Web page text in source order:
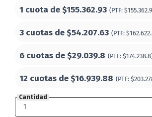
1 cuota de$155.362.93 (PTF:
3 cuotas de$54.207.63 (PTF:
6 cuotas de$29.039.8 (PTF:
12 cuotas de$16.939.88 (PTF:
Cantidad